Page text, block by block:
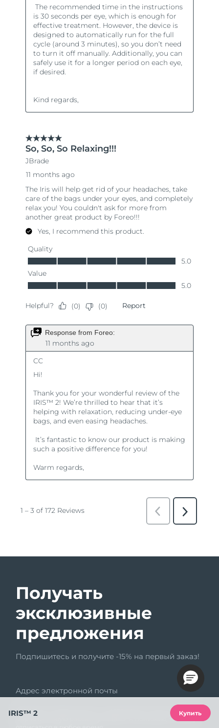
Получать
эксклюзивные
предложения
Подпишитесь и получите -15% на первый заказ!
Адрес электронной почты
Нажимая «Подписаться», я соглашаюсь получать
маркетинговую рассылку FOREO. Я понимаю, что могу
IRIS™ 2 Купить